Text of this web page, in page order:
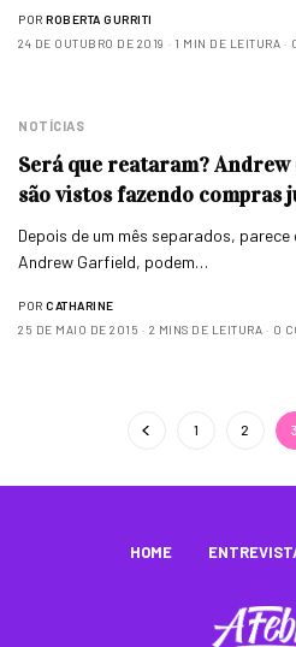
POR ROBERTA GURRITI
24 DE OUTUBRO DE 2019
1 MIN DE LEITURA
NOTÍCIAS
Será que reataram?
são vistos fazendo compras
Depois de um mês separados,
Andrew Garfield, podem…
POR CATHARINE
25 DE MAIO DE 2015
2 MINS DE LEITURA 0
1 2 3
HOME